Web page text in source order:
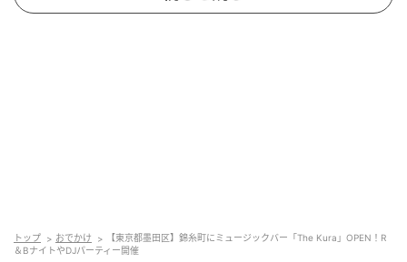
トップ おでかけ
【東京都墨田区】錦糸町にミュージックバー「The Kura」OPEN！R
＆BナイトやDJパーティー開催